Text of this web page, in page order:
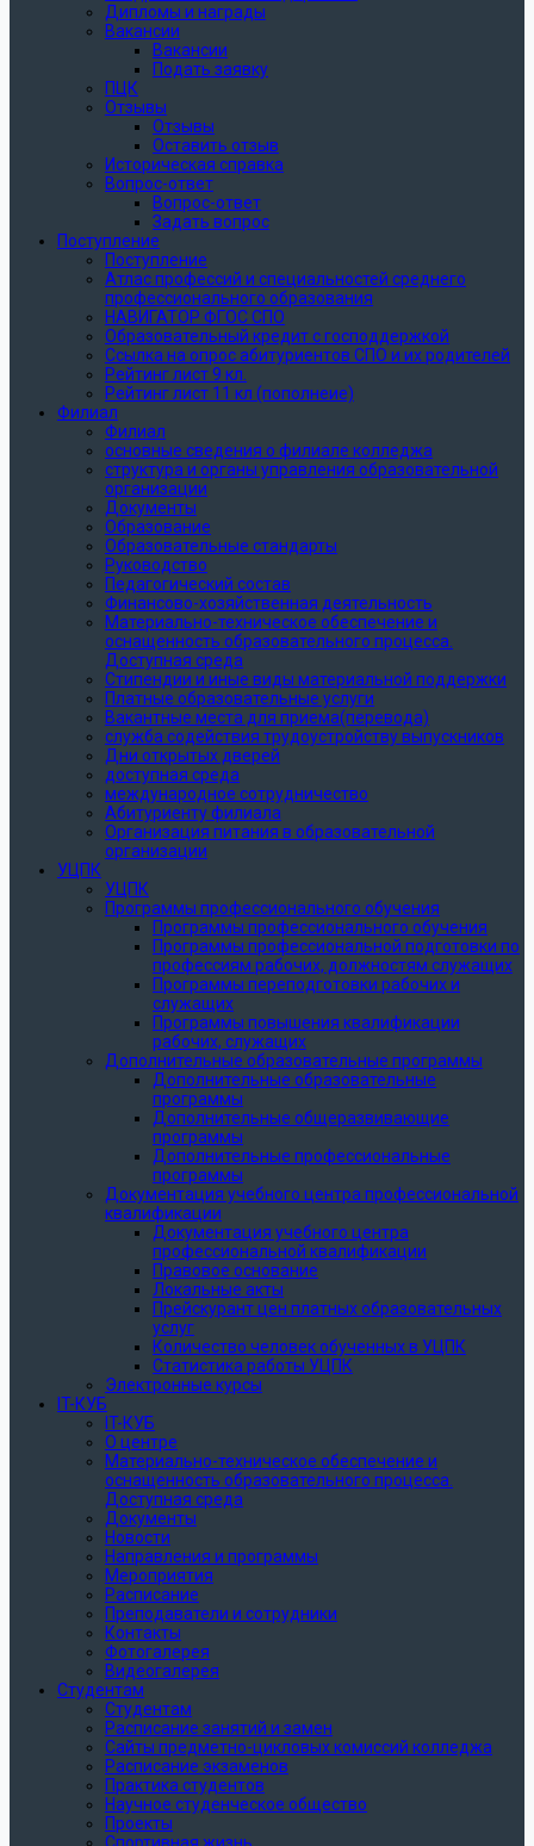
Дипломы и награды
Вакансии
Вакансии
Подать заявку
ПЦК
Отзывы
Отзывы
Оставить отзыв
Историческая справка
Вопрос-ответ
Вопрос-ответ
Задать вопрос
Поступление
Поступление
Атлас профессий и специальностей среднего
профессионального образования
НАВИГАТОР ФГОС СПО
Образовательный кредит с господдержкой
Ссылка на опрос абитуриентов СПО и их родителей
Рейтинг лист 9 кл.
Рейтинг лист 11 кл (пополнеие)
Филиал
Филиал
основные сведения о филиале колледжа
структура и органы управления образовательной
организации
Документы
Образование
Образовательные стандарты
Руководство
Педагогический состав
Финансово-хозяйственная деятельность
Материально-техническое обеспечение и
оснащенность образовательного процесса.
Доступная среда
Стипендии и иные виды материальной поддержки
Платные образовательные услуги
Вакантные места для приема(перевода)
служба содействия трудоустройству выпускников
Дни открытых дверей
доступная среда
международное сотрудничество
Абитуриенту филиала
Организация питания в образовательной
организации
УЦПК
УЦПК
Программы профессионального обучения
Программы профессионального обучения
Программы профессиональной подготовки по
профессиям рабочих, должностям служащих
Программы переподготовки рабочих и
служащих
Программы повышения квалификации
рабочих, служащих
Дополнительные образовательные программы
Дополнительные образовательные
программы
Дополнительные общеразвивающие
программы
Дополнительные профессиональные
программы
Документация учебного центра профессиональной
квалификации
Документация учебного центра
профессиональной квалификации
Правовое основание
Локальные акты
Прейскурант цен платных образовательных
услуг
Количество человек обученных в УЦПК
Статистика работы УЦПК
Электронные курсы
IT-КУБ
IT-КУБ
О центре
Материально-техническое обеспечение и
оснащенность образовательного процесса.
Доступная среда
Документы
Новости
Направления и программы
Мероприятия
Расписание
Преподаватели и сотрудники
Контакты
Фотогалерея
Видеогалерея
Студентам
Студентам
Расписание занятий и замен
Сайты предметно-цикловых комиссий колледжа
Расписание экзаменов
Практика студентов
Научное студенческое общество
Проекты